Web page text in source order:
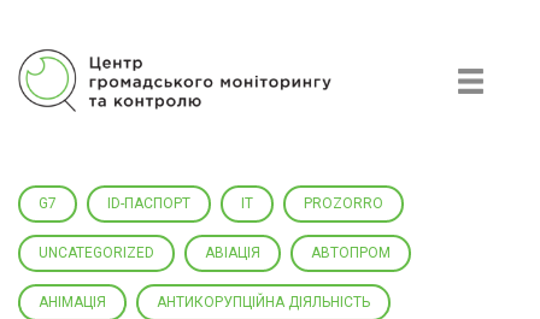
G7 ID-ПАСПОРТ IT PROZORRO
UNCATEGORIZED АВІАЦІЯ АВТОПРОМ
АНІМАЦІЯ АНТИКОРУПЦІЙНА ДІЯЛЬНІСТЬ